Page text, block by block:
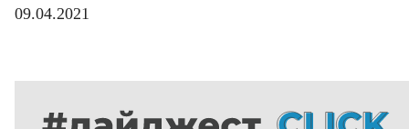
09.04.2021